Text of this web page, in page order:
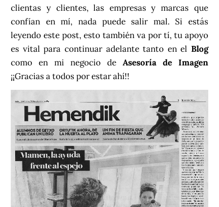
clientas y clientes, las empresas y marcas que
confían en mí, nada puede salir mal. Si estás
leyendo este post, esto también va por tí, tu apoyo
es vital para continuar adelante tanto en el Blog
como en mi negocio de Asesoría de Imagen
¡¡Gracias a todos por estar ahí!!